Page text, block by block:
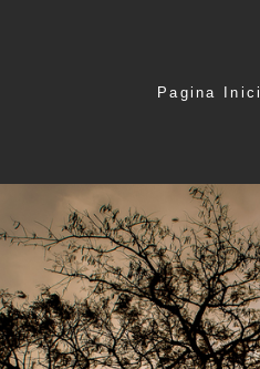
Pagina